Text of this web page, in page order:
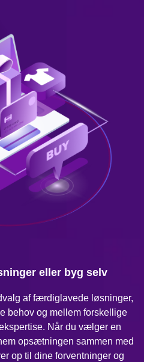
eller byg selv
af færdiglavede løsninger,
behov og mellem forskellige
Når du vælger en
opsætningen sammen med
op til dine forventninger og